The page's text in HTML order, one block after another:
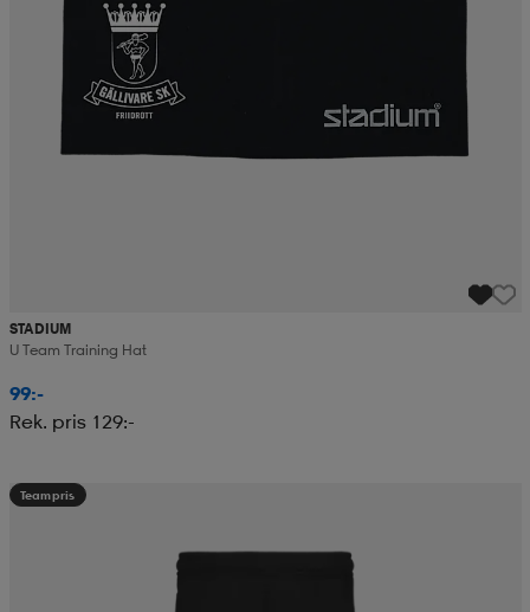
STADIUM
U Team Training Hat
99:-
Rek. pris 129:-
Teampris